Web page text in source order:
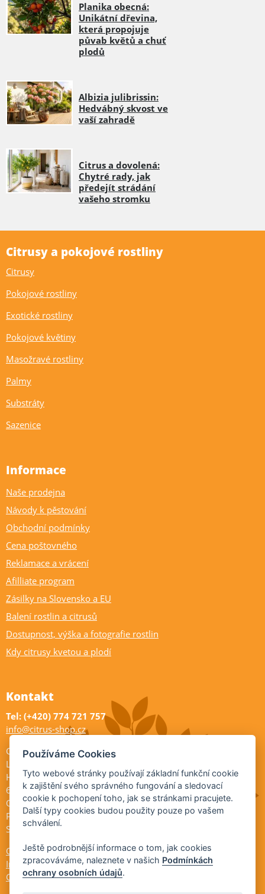
Planika obecná:
Unikátní dřevina,
která propojuje
půvab květů a chuť
plodů
Albizia julibrissin:
Hedvábný skvost ve
vaší zahradě
Citrus a dovolená:
Chytré rady, jak
předejít strádání
vašeho stromku
Citrusy a pokojové rostliny
Citrusy
Pokojové rostliny
Exotické rostliny
Pokojové květiny
Masožravé rostliny
Palmy
Substráty
Sazenice
Informace
Naše prodejna
Návody k pěstování
Obchodní podmínky
Cena poštovného
Reklamace a vrácení
Afilliate program
Zásilky na Slovensko a EU
Balení rostlin a citrusů
Dostupnost, výška a fotografie rostlin
Kdy citrusy kvetou a plodí
Kontakt
Tel: (+420) 774 721 757
info@citrus-shop.cz
Citrus shop zahradnictví
Legionářů 2
Hodonín
695 01
Otevřeno:
Po-Pá 9-17
So 9-11:30
Ochrana osobních údajů
Informace ÚKZÚZ
Cookies
Používáme Cookies
Tyto webové stránky používají základní funkční cookie
k zajištění svého správného fungování a sledovací
cookie k pochopení toho, jak se stránkami pracujete.
Další typy cookies budou použity pouze po vašem
schválení.
Ještě podrobnější informace o tom, jak cookies
zpracováváme, naleznete v našich Podmínkách
ochrany osobních údajů.